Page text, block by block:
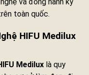
toàn quốc.
HIFU Medilux
Medilux là quy